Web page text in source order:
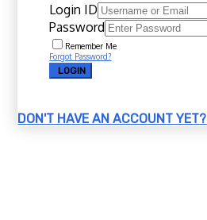
Login ID
Password
Remember Me
Forgot Password?
LOGIN
DON'T HAVE AN ACCOUNT YET?